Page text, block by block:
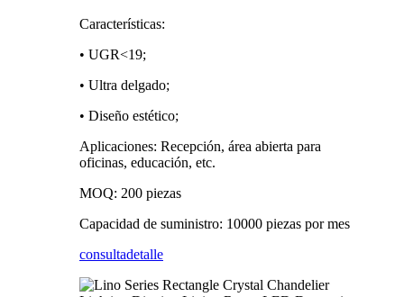
Características:
• UGR<19;
• Ultra delgado;
• Diseño estético;
Aplicaciones: Recepción, área abierta para
oficinas, educación, etc.
MOQ: 200 piezas
Capacidad de suministro: 10000 piezas por mes
consultadetalle